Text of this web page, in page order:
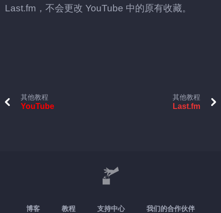
Last.fm，不会更改 YouTube 中的原有收藏。
其他教程
YouTube
其他教程
Last.fm
博客 教程 支持中心 我们的合作伙伴